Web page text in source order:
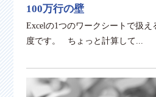
100万行の壁
Excelの1つのワークシートで扱え
度です。 ちょっと計算して...